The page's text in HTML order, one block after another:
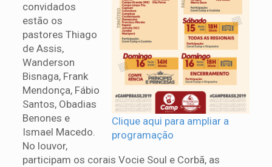
Clique aqui para ampliar a
programação
convidados
estão os
pastores Thiago
de Assis,
Wanderson
Bisnaga, Frank
Mendonça, Fábio
Santos, Obadias
Benones e
Ismael Macedo.
No louvor,
participam os corais Vocie Soul e Corbã, as